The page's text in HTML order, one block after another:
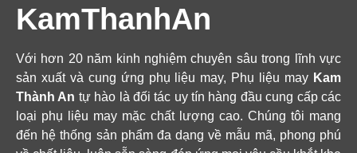
KamThanhAn
Với hơn 20 năm kinh nghiệm chuyên sâu trong lĩnh vực
sản xuất và cung ứng phụ liệu may, Phụ liệu may Kam
Thành An tự hào là đối tác uy tín hàng đầu cung cấp các
loại phụ liệu may mặc chất lượng cao. Chúng tôi mang
đến hệ thống sản phẩm đa dạng về mẫu mã, phong phú